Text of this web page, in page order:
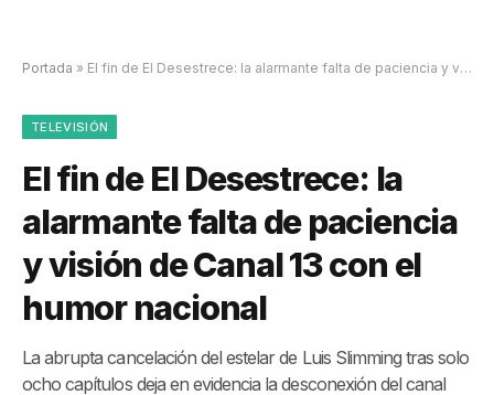
Portada » El fin de El Desestrece: la alarmante falta de paciencia y visión de Canal 13 con el humor nacional
TELEVISIÓN
El fin de El Desestrece: la
alarmante falta de paciencia
y visión de Canal 13 con el
humor nacional
La abrupta cancelación del estelar de Luis Slimming tras solo
ocho capítulos deja en evidencia la desconexión del canal